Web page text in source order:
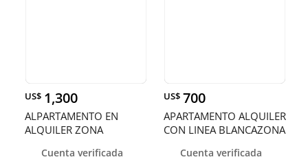
US$ 1,300
ALPARTAMENTO EN
ALQUILER ZONA
Cuenta verificada
US$ 700
APARTAMENTO ALQUILER
CON LINEA BLANCAZONA
Cuenta verificada